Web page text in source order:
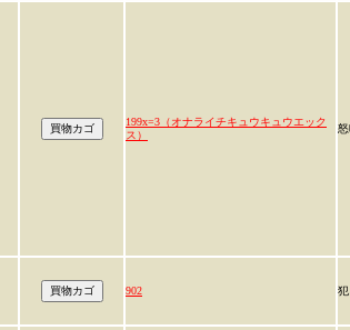
199x=3（オナライチキュウキュウエック
ス）
902